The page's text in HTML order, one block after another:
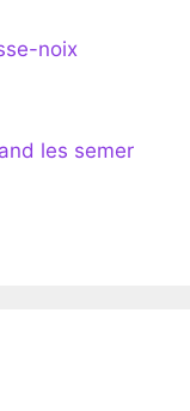
noix
les semer